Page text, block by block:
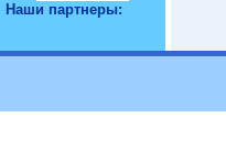
Наши партнеры: